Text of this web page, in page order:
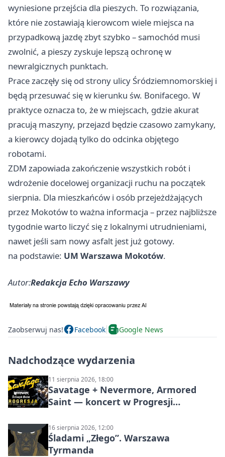
wyniesione przejścia dla pieszych. To rozwiązania,
które nie zostawiają kierowcom wiele miejsca na
przypadkową jazdę zbyt szybko – samochód musi
zwolnić, a pieszy zyskuje lepszą ochronę w
newralgicznych punktach.
Prace zaczęły się od strony ulicy Śródziemnomorskiej i
będą przesuwać się w kierunku św. Bonifacego. W
praktyce oznacza to, że w miejscach, gdzie akurat
pracują maszyny, przejazd będzie czasowo zamykany,
a kierowcy dojadą tylko do odcinka objętego
robotami.
ZDM zapowiada zakończenie wszystkich robót i
wdrożenie docelowej organizacji ruchu na początek
sierpnia. Dla mieszkańców i osób przejeżdżających
przez Mokotów to ważna informacja – przez najbliższe
tygodnie warto liczyć się z lokalnymi utrudnieniami,
nawet jeśli sam nowy asfalt jest już gotowy.
na podstawie: UM Warszawa Mokotów.
Autor:Redakcja Echo Warszawy
Zaobserwuj nas! Facebook Google News
Nadchodzące wydarzenia
11 sierpnia 2026, 18:00
Savatage + Nevermore, Armored
Saint — koncert w Progresji
16 sierpnia 2026, 12:00
Śladami „Złego”. Warszawa
Tyrmanda